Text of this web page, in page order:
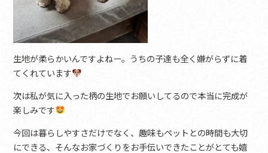
生地が柔らかいんですよねー。うちの子達も全く嫌がらずに着
てくれています
次は私が気に入った柄の生地でお願いしてるので本当に完成が
楽しみです
今回は暮らしやすさだけでなく、趣味もペットとの時間も大切
にできる、そんなお家づくりをお手伝いできたことがとても嬉